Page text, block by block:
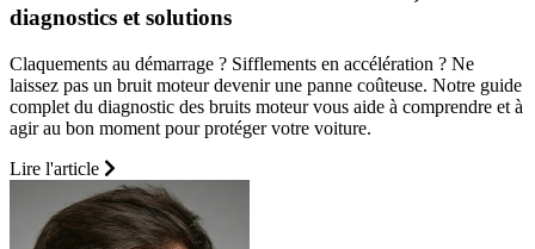
diagnostics et solutions
Claquements au démarrage ? Sifflements en accélération ? Ne
laissez pas un bruit moteur devenir une panne coûteuse. Notre guide
complet du diagnostic des bruits moteur vous aide à comprendre et à
agir au bon moment pour protéger votre voiture.
Lire l'article